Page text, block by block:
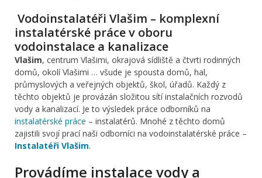
Vodoinstalatéři Vlašim – komplexní
instalatérské práce v oboru
vodoinstalace a kanalizace
Vlašim, centrum Vlašimi, okrajová sídliště a čtvrti rodinných
domů, okolí Vlašimi … všude je spousta domů, hal,
průmyslových a veřejných objektů, škol, úřadů. Každý z
těchto objektů je provázán složitou sítí instalačních rozvodů
vody a kanalizací. Je to výsledek práce odborníků na
instalatérské práce – instalatérů. Mnohé z těchto domů
zajistili svojí prací naši odborníci na vodoinstalatérské práce –
Instalatéři Vlašim.
Provádíme instalace vody a